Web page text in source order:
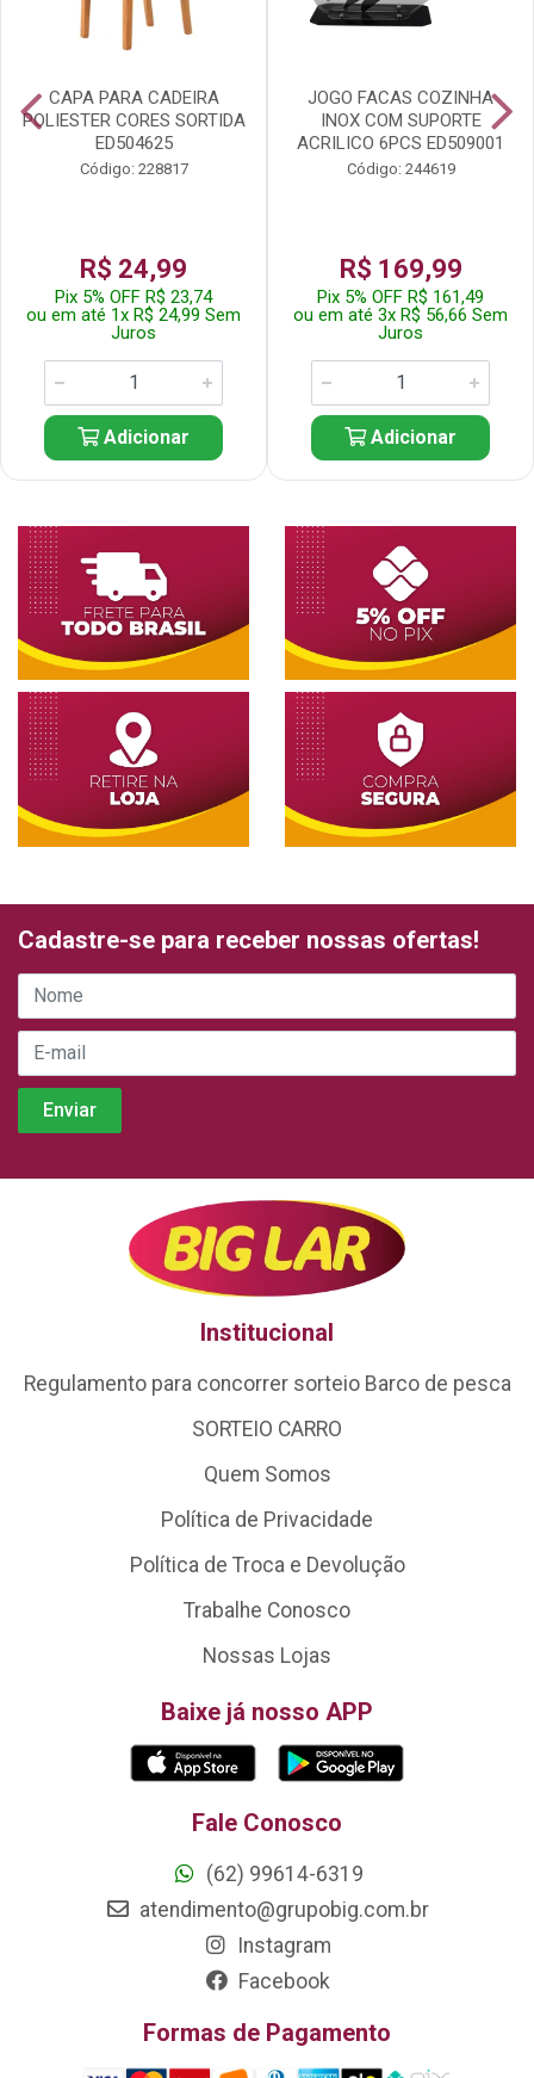
CAPA PARA CADEIRA
POLIESTER CORES SORTIDA
ED504625
Código: 228817
R$ 24,99
Pix 5% OFF R$ 23,74
ou em até 1x R$ 24,99 Sem
Juros
Adicionar
JOGO FACAS COZINHA
INOX COM SUPORTE
ACRILICO 6PCS ED509001
Código: 244619
R$ 169,99
Pix 5% OFF R$ 161,49
ou em até 3x R$ 56,66 Sem
Juros
Adicionar
Cadastre-se para receber nossas ofertas!
Institucional
Regulamento para concorrer sorteio Barco de pesca
SORTEIO CARRO
Quem Somos
Política de Privacidade
Política de Troca e Devolução
Trabalhe Conosco
Nossas Lojas
Baixe já nosso APP
Fale Conosco
(62) 99614-6319
atendimento@grupobig.com.br
Instagram
Facebook
Formas de Pagamento